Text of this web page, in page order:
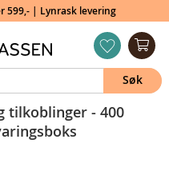
599,- | Lynrask levering
tilkoblinger - 400
Søk
ønskeliste